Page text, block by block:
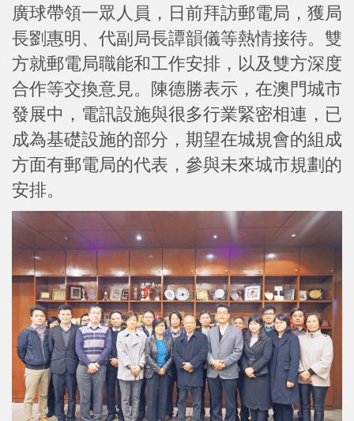
廣球帶領一眾人員，日前拜訪郵電局，獲局
長劉惠明、代副局長譚韻儀等熱情接待。雙
方就郵電局職能和工作安排，以及雙方深度
合作等交換意見。陳德勝表示，在澳門城市
發展中，電訊設施與很多行業緊密相連，已
成為基礎設施的部分，期望在城規會的組成
方面有郵電局的代表，參與未來城市規劃的
安排。